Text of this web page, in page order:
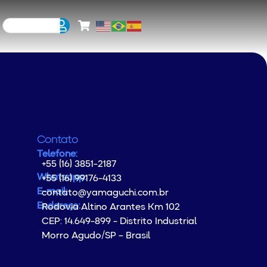
Contato
Telefone:
+55 (16) 3851-2187
Whatsapp:
+55 (16) 99176-4133
E-mail:
contato@yamaguchi.com.br
Endereço:
Rodovia Altino Arantes Km 102
CEP: 14.649-899 - Distrito Industrial
Morro Agudo/SP – Brasil